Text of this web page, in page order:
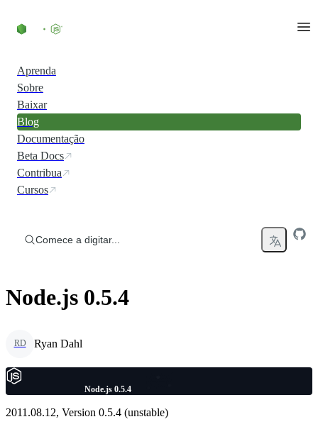
Aprenda
Sobre
Baixar
Blog
Documentação
Beta Docs
Contribua
Cursos
Comece a digitar...
Node.js 0.5.4
RD Ryan Dahl
Node.js 0.5.4
2011.08.12, Version 0.5.4 (unstable)